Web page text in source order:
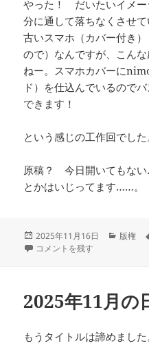
やった！ だいたいイメ
分に通して落ちなくさせ
古いスマホ（カバー付き
ので）なんですが、こん
ねー。スマホカバーに
ド）を仕込んでいるので
できます！
という感じの工作回でした
原稿？ 今日開いてもな
とかはいじってます……。
投
稿
2025年11月16日
カ
版権
わんぱくぬいかしくんとお出
コメントを残す
2025年11月の
もうタイトルは諦めました